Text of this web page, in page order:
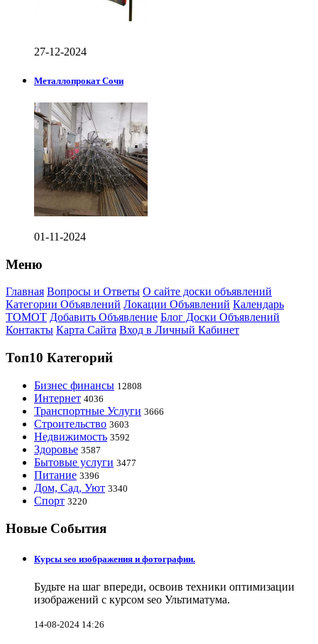
27-12-2024
Металлопрокат Сочи
01-11-2024
Меню
Главная Вопросы и Ответы О сайте доски объявлений
Категории Объявлений Локации Объявлений Календарь
ТОМОТ Добавить Объявление Блог Доски Объявлений
Контакты Карта Сайта Вход в Личный Кабинет
Топ10 Категорий
Бизнес финансы 12808
Интернет 4036
Транспортные Услуги 3666
Строительство 3603
Недвижимость 3592
Здоровье 3587
Бытовые услуги 3477
Питание 3396
Дом, Сад, Уют 3340
Спорт 3220
Новые События
Курсы seo изображения и фотографии.
Будьте на шаг впереди, освоив техники оптимизации
изображений с курсом seo Ультиматума.
14-08-2024 14:26